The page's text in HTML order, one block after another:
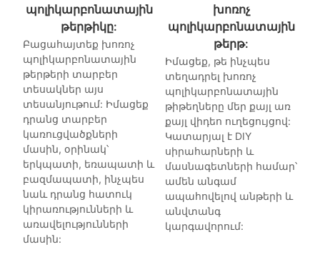
պոլիկարբոնատային
թերթիկը:
Բացահայտեք խոռոչ
պոլիկարբոնատային
թերթերի տարբեր
տեսակներ այս
տեսանյութում: Իմացեք
դրանց տարբեր
կառուցվածքների
մասին, օրինակ՝
երկպատի, եռապատի և
բազմապատի, ինչպես
նաև դրանց հատուկ
կիրառությունների և
առավելությունների
մասին:
խոռոչ
պոլիկարբոնատային
թերթ:
Իմացեք, թե ինչպես
տեղադրել խոռոչ
պոլիկարբոնատային
թիթեղները մեր քայլ առ
քայլ վիդեո ուղեցույցով:
Կատարյալ է DIY
սիրահարների և
մասնագետների համար՝
ամեն անգամ
ապահովելով անթերի և
անվտանգ
կարգավորում: